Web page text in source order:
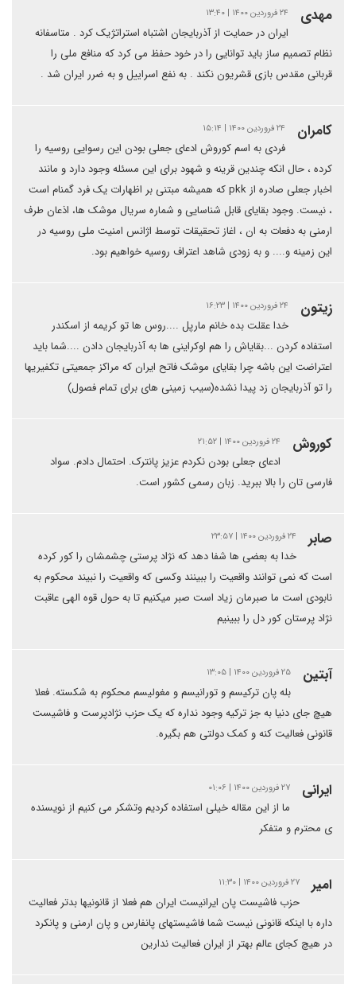
مهدی ۲۴ فروردین ۱۴۰۰ | ۱۳:۴۰
ایران در حمایت از آذربایجان اشتباه استراتژیک کرد . متاسفانه
نظام تصمیم ساز باید توانایی را در خود حفظ می کرد که منافع ملی را
قربانی مقدس بازی قشریون نکند . به نفع اسراییل و به ضرر ایران شد .
كامران ۲۴ فروردین ۱۴۰۰ | ۱۵:۱۴
فردی به اسم کوروش ادعای جعلی بودن این رسوایی روسیه را
کرده ، حال انکه چندین قرینه و شهود برای این مسئله وجود دارد و مانند
اخبار جعلی صادره از pkk که همیشه مبتنی بر اظهارات یک فرد گمنام است
، نیست. وجود بقایای قابل شناسایی و شماره سریال موشک ها، اذعان طرف
ارمنی به دفعات به ان ، اغاز تحقیقات توسط اژانس امنیت ملی روسیه در
این زمینه و.... و به زودی شاهد اعتراف روسیه خواهیم بود.
زیتون ۲۴ فروردین ۱۴۰۰ | ۱۶:۲۳
خدا عقلت بده خانم مارپل ....روس ها تو کریمه از اسکندر
استفاده کردن ...بقایاش را هم اوکراینی ها به آذربایجان دادن ....شما باید
اعتراضت این باشه چرا بقایای موشک فاتح ایران که مراکز جمعیتی تکفیریها
را تو آذربایجان زد پیدا نشده(سیب زمینی های برای تمام فصول)
کوروش ۲۴ فروردین ۱۴۰۰ | ۲۱:۵۲
ادعای جعلی بودن نکردم عزیز پانترک. احتمال دادم. سواد
فارسی تان را بالا ببرید. زبان رسمی کشور است.
صابر ۲۴ فروردین ۱۴۰۰ | ۲۳:۵۷
خدا به بعضی ها شفا دهد که نژاد پرستی چشمشان را کور کرده
است که نمی توانند واقعیت را ببینند وکسی که واقعیت را نبیند محکوم به
نابودی است ما صبرمان زیاد است صبر میکنیم تا به حول قوه الهی عاقبت
نژاد پرستان کور دل را ببینیم
آبتین ۲۵ فروردین ۱۴۰۰ | ۱۳:۰۵
بله پان ترکیسم و تورانیسم و مغولیسم محکوم به شکسته. فعلا
هیچ جای دنیا به جز ترکیه وجود نداره که یک حزب نژادپرست و فاشیست
قانونی فعالیت کنه و کمک دولتی هم بگیره.
ایرانی ۲۷ فروردین ۱۴۰۰ | ۰۱:۰۶
ما از این مقاله خیلی استفاده کردیم وتشکر می کنیم از نویسنده
ی محترم و متفکر
امیر ۲۷ فروردین ۱۴۰۰ | ۱۱:۳۰
حزب فاشیست پان ایرانیست ایران هم فعلا از قانونیها بدتر فعالیت
داره با اینکه قانونی نیست شما فاشیستهای پانفارس و پان ارمنی و پانکرد
در هیچ کجای عالم بهتر از ایران فعالیت ندارین